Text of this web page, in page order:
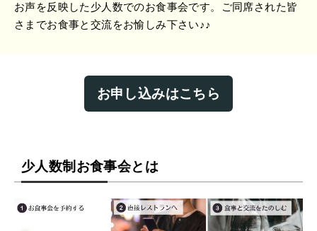
お声を反映した少人数でのお食事会です。ご同席された皆
さまでお食事と交流をお愉しみ下さい♪♪
お申し込みはこちら
少人数制お食事会とは